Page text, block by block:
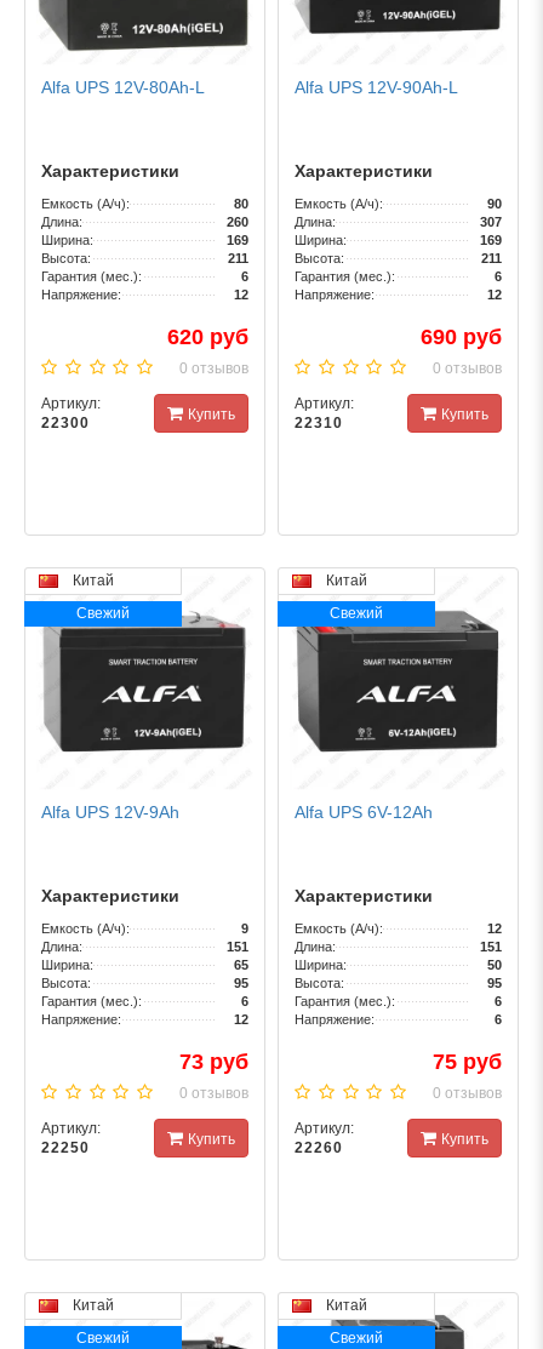
Alfa UPS 12V-80Ah-L
Характеристики
Емкость (А/ч):
80
Длина:
260
Ширина:
169
Высота:
211
Гарантия (мес.):
6
Напряжение:
12
620 руб
0 отзывов
Артикул:
22300
Купить
Alfa UPS 12V-90Ah-L
Характеристики
Емкость (А/ч):
90
Длина:
307
Ширина:
169
Высота:
211
Гарантия (мес.):
6
Напряжение:
12
690 руб
0 отзывов
Артикул:
22310
Купить
Китай
Свежий
Alfa UPS 12V-9Ah
Характеристики
Емкость (А/ч):
9
Длина:
151
Ширина:
65
Высота:
95
Гарантия (мес.):
6
Напряжение:
12
73 руб
0 отзывов
Артикул:
22250
Купить
Китай
Свежий
Alfa UPS 6V-12Ah
Характеристики
Емкость (А/ч):
12
Длина:
151
Ширина:
50
Высота:
95
Гарантия (мес.):
6
Напряжение:
6
75 руб
0 отзывов
Артикул:
22260
Купить
Китай
Свежий
Китай
Свежий